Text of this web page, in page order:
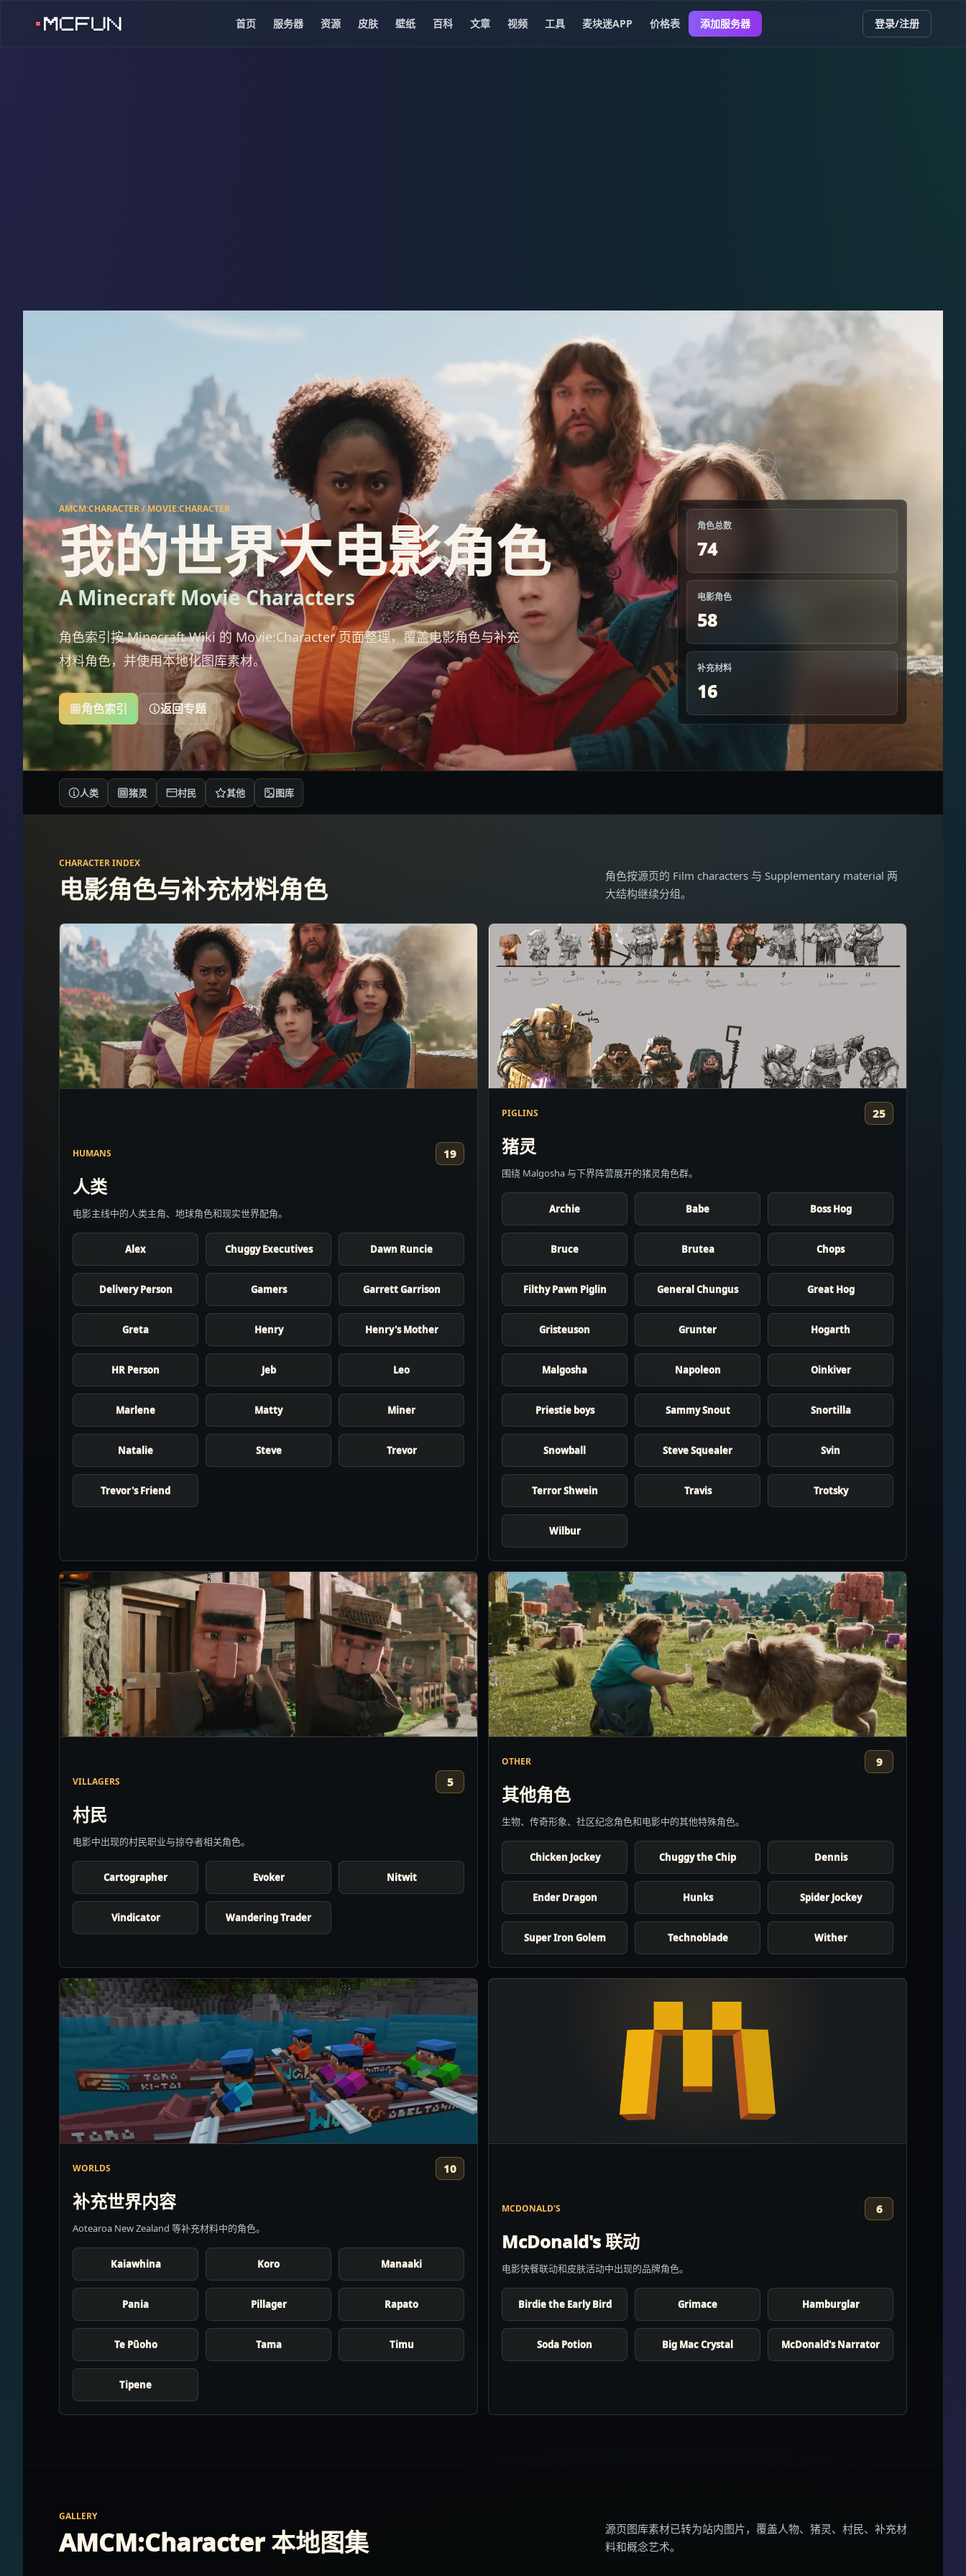
首页 服务器 资源 皮肤 壁纸 百科 文章 视频 工具 麦块迷APP 价格表 添加服务器 登录/注册
AMCM:CHARACTER / MOVIE:CHARACTER
我的世界大电影角色
A Minecraft Movie Characters
角色索引按 Minecraft Wiki 的 Movie:Character 页面整理，覆盖电影角色与补充
材料角色，并使用本地化图库素材。
角色索引 返回专题
角色总数
74
电影角色
58
补充材料
16
人类 猪灵 村民 其他 图库
CHARACTER INDEX
电影角色与补充材料角色
角色按源页的 Film characters 与 Supplementary material 两
大结构继续分组。
HUMANS 19
人类
电影主线中的人类主角、地球角色和现实世界配角。
Alex Chuggy Executives Dawn Runcie
Delivery Person Gamers Garrett Garrison
Greta Henry Henry's Mother
HR Person Jeb Leo
Marlene Matty Miner
Natalie Steve Trevor
Trevor's Friend
PIGLINS 25
猪灵
围绕 Malgosha 与下界阵营展开的猪灵角色群。
Archie Babe Boss Hog
Bruce Brutea Chops
Filthy Pawn Piglin General Chungus Great Hog
Gristeuson Grunter Hogarth
Malgosha Napoleon Oinkiver
Priestie boys Sammy Snout Snortilla
Snowball Steve Squealer Svin
Terror Shwein Travis Trotsky
Wilbur
VILLAGERS 5
村民
电影中出现的村民职业与掠夺者相关角色。
Cartographer Evoker Nitwit
Vindicator Wandering Trader
OTHER 9
其他角色
生物、传奇形象、社区纪念角色和电影中的其他特殊角色。
Chicken Jockey Chuggy the Chip Dennis
Ender Dragon Hunks Spider Jockey
Super Iron Golem Technoblade Wither
WORLDS 10
补充世界内容
Aotearoa New Zealand 等补充材料中的角色。
Kaiawhina Koro Manaaki
Pania Pillager Rapato
Te Pūoho Tama Timu
Tipene
MCDONALD'S 6
McDonald's 联动
电影快餐联动和皮肤活动中出现的品牌角色。
Birdie the Early Bird Grimace Hamburglar
Soda Potion Big Mac Crystal McDonald's Narrator
GALLERY
AMCM:Character 本地图集
源页图库素材已转为站内图片，覆盖人物、猪灵、村民、补充材
料和概念艺术。